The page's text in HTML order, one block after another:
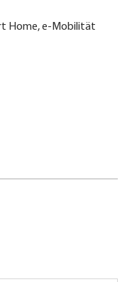
Home, e-Mobilität